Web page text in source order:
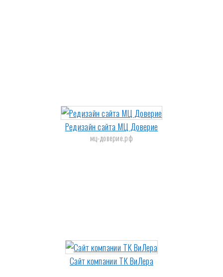
Редизайн сайта МЦ Доверие
мц-доверие.рф
Сайт компании ТК ВиЛера